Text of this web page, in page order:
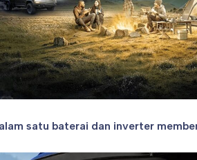
satu baterai dan inverter